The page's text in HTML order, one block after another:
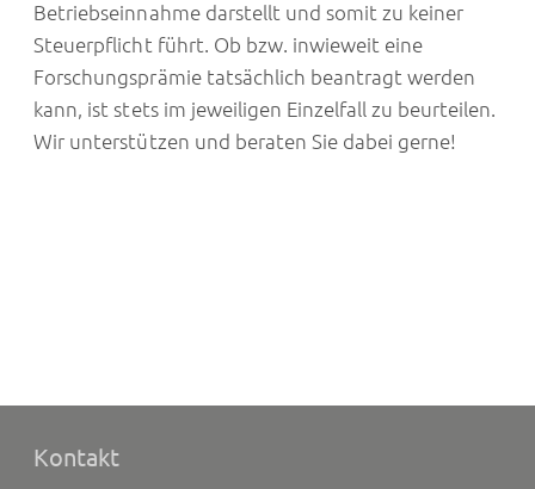
Betriebseinnahme darstellt und somit zu keiner
Steuerpflicht führt. Ob bzw. inwieweit eine
Forschungsprämie tatsächlich beantragt werden
kann, ist stets im jeweiligen Einzelfall zu beurteilen.
Wir unterstützen und beraten Sie dabei gerne!
Kontakt